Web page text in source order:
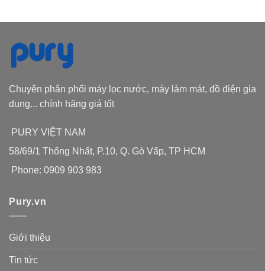
Chuyên phân phối máy lọc nước, máy làm mát, đồ điện gia
dụng... chính hãng giá tốt
PURY VIỆT NAM
58/69/1 Thống Nhất, P.10, Q. Gò Vấp, TP HCM
Phone: 0909 903 983
Pury.vn
Giới thiệu
Tin tức